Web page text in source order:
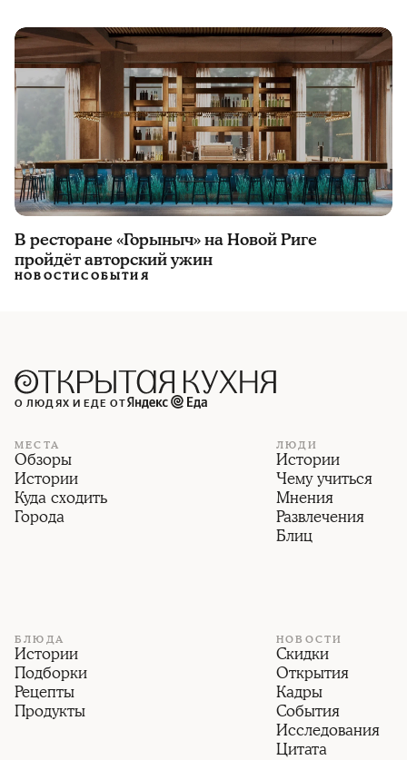
В ресторане «Горыныч» на Новой Риге
пройдёт авторский ужин
НОВОСТИСОБЫТИЯ
О ЛЮДЯХ И ЕДЕ ОТ
МЕСТА
Обзоры
Истории
Куда сходить
Города
ЛЮДИ
Истории
Чему учиться
Мнения
Развлечения
Блиц
БЛЮДА
Истории
Подборки
Рецепты
Продукты
НОВОСТИ
Скидки
Открытия
Кадры
События
Исследования
Цитата